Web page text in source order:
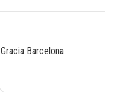
Barcelona